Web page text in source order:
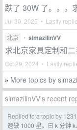
跌了 30W 了。。。
Jul 30, 2025 • Lastly
北京 • simazilinVV
求北京家具定制和
Oct 29, 2024 • Lastly
» More topics by
simazilinVV's recent
Replied to a topic by
速破 1000 星。日 k 分钟